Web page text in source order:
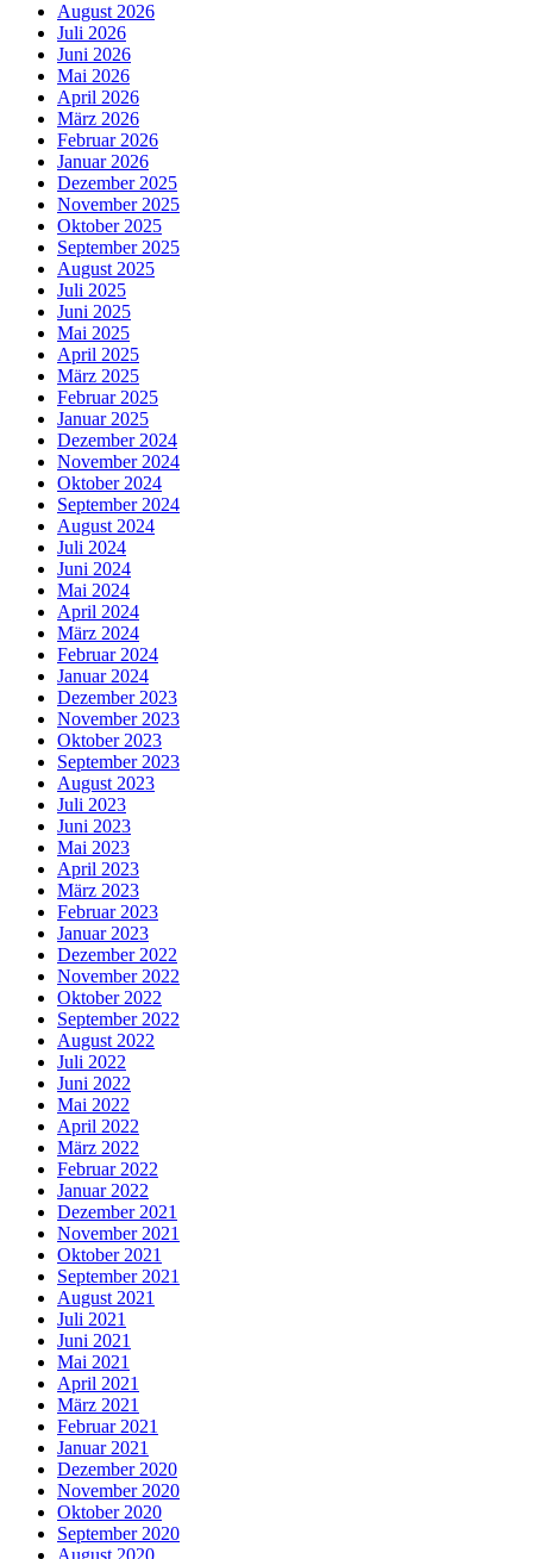
August 2026
Juli 2026
Juni 2026
Mai 2026
April 2026
März 2026
Februar 2026
Januar 2026
Dezember 2025
November 2025
Oktober 2025
September 2025
August 2025
Juli 2025
Juni 2025
Mai 2025
April 2025
März 2025
Februar 2025
Januar 2025
Dezember 2024
November 2024
Oktober 2024
September 2024
August 2024
Juli 2024
Juni 2024
Mai 2024
April 2024
März 2024
Februar 2024
Januar 2024
Dezember 2023
November 2023
Oktober 2023
September 2023
August 2023
Juli 2023
Juni 2023
Mai 2023
April 2023
März 2023
Februar 2023
Januar 2023
Dezember 2022
November 2022
Oktober 2022
September 2022
August 2022
Juli 2022
Juni 2022
Mai 2022
April 2022
März 2022
Februar 2022
Januar 2022
Dezember 2021
November 2021
Oktober 2021
September 2021
August 2021
Juli 2021
Juni 2021
Mai 2021
April 2021
März 2021
Februar 2021
Januar 2021
Dezember 2020
November 2020
Oktober 2020
September 2020
August 2020